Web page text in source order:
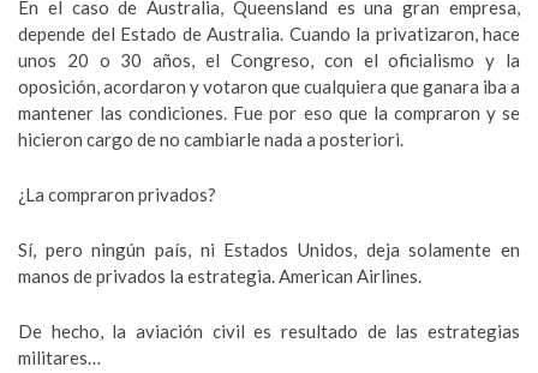
En el caso de Australia, Queensland es una gran empresa,
depende del Estado de Australia. Cuando la privatizaron, hace
unos 20 o 30 años, el Congreso, con el oficialismo y la
oposición, acordaron y votaron que cualquiera que ganara iba a
mantener las condiciones. Fue por eso que la compraron y se
hicieron cargo de no cambiarle nada a posteriori.
¿La compraron privados?
Sí, pero ningún país, ni Estados Unidos, deja solamente en
manos de privados la estrategia. American Airlines.
De hecho, la aviación civil es resultado de las estrategias
militares…